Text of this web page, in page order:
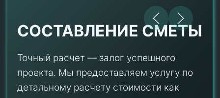
СОСТАВЛЕНИЕ СМЕТЫ
Точный расчет — залог успешного
проекта. Мы предоставляем услугу по
детальному расчету стоимости как